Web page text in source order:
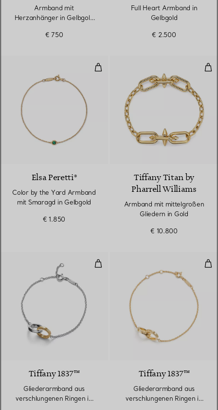
Armband mit
Herzanhänger in Gelbgold
€ 750
Full Heart Armband in
Gelbgold
€ 2.500
Color by the Yard Armband mit
Elsa Peretti®
Color by the Yard Armband
mit Smaragd in Gelbgold
€ 1.850
Tiffany Titan by
Pharrell Williams
Armband mit mittelgroßen
Gliedern in Gold
€ 10.800
Gliederarmband aus
Tiffany 1837™
Gliederarmband aus
verschlungenen Ringen in
Tiffany 1837™
Gliederarmband aus
verschlungenen Ringen in